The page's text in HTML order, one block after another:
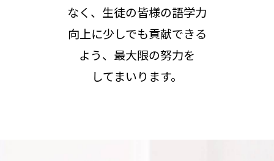
なく、生徒の皆様の語学力
向上に少しでも貢献できる
よう、最大限の努力を
してまいります。